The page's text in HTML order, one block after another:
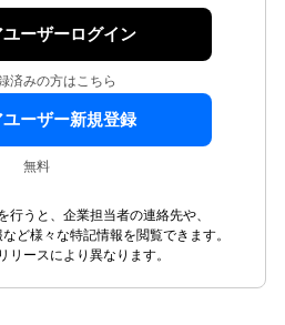
ユーザーログイン
済みの方はこちら
ユーザー新規登録
無料
行うと、企業担当者の連絡先や、
ど様々な特記情報を閲覧できます。
ースにより異なります。